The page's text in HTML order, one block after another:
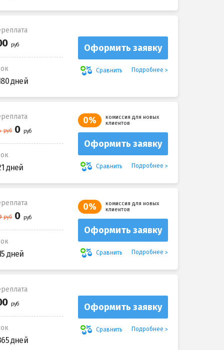
дней
Оформить заявку
Сравнить Подробнее
дней
0%
комиссия для новых
клиентов
Оформить заявку
Сравнить Подробнее
дней
0%
комиссия для новых
клиентов
Оформить заявку
Сравнить Подробнее
дней
Оформить заявку
Сравнить Подробнее